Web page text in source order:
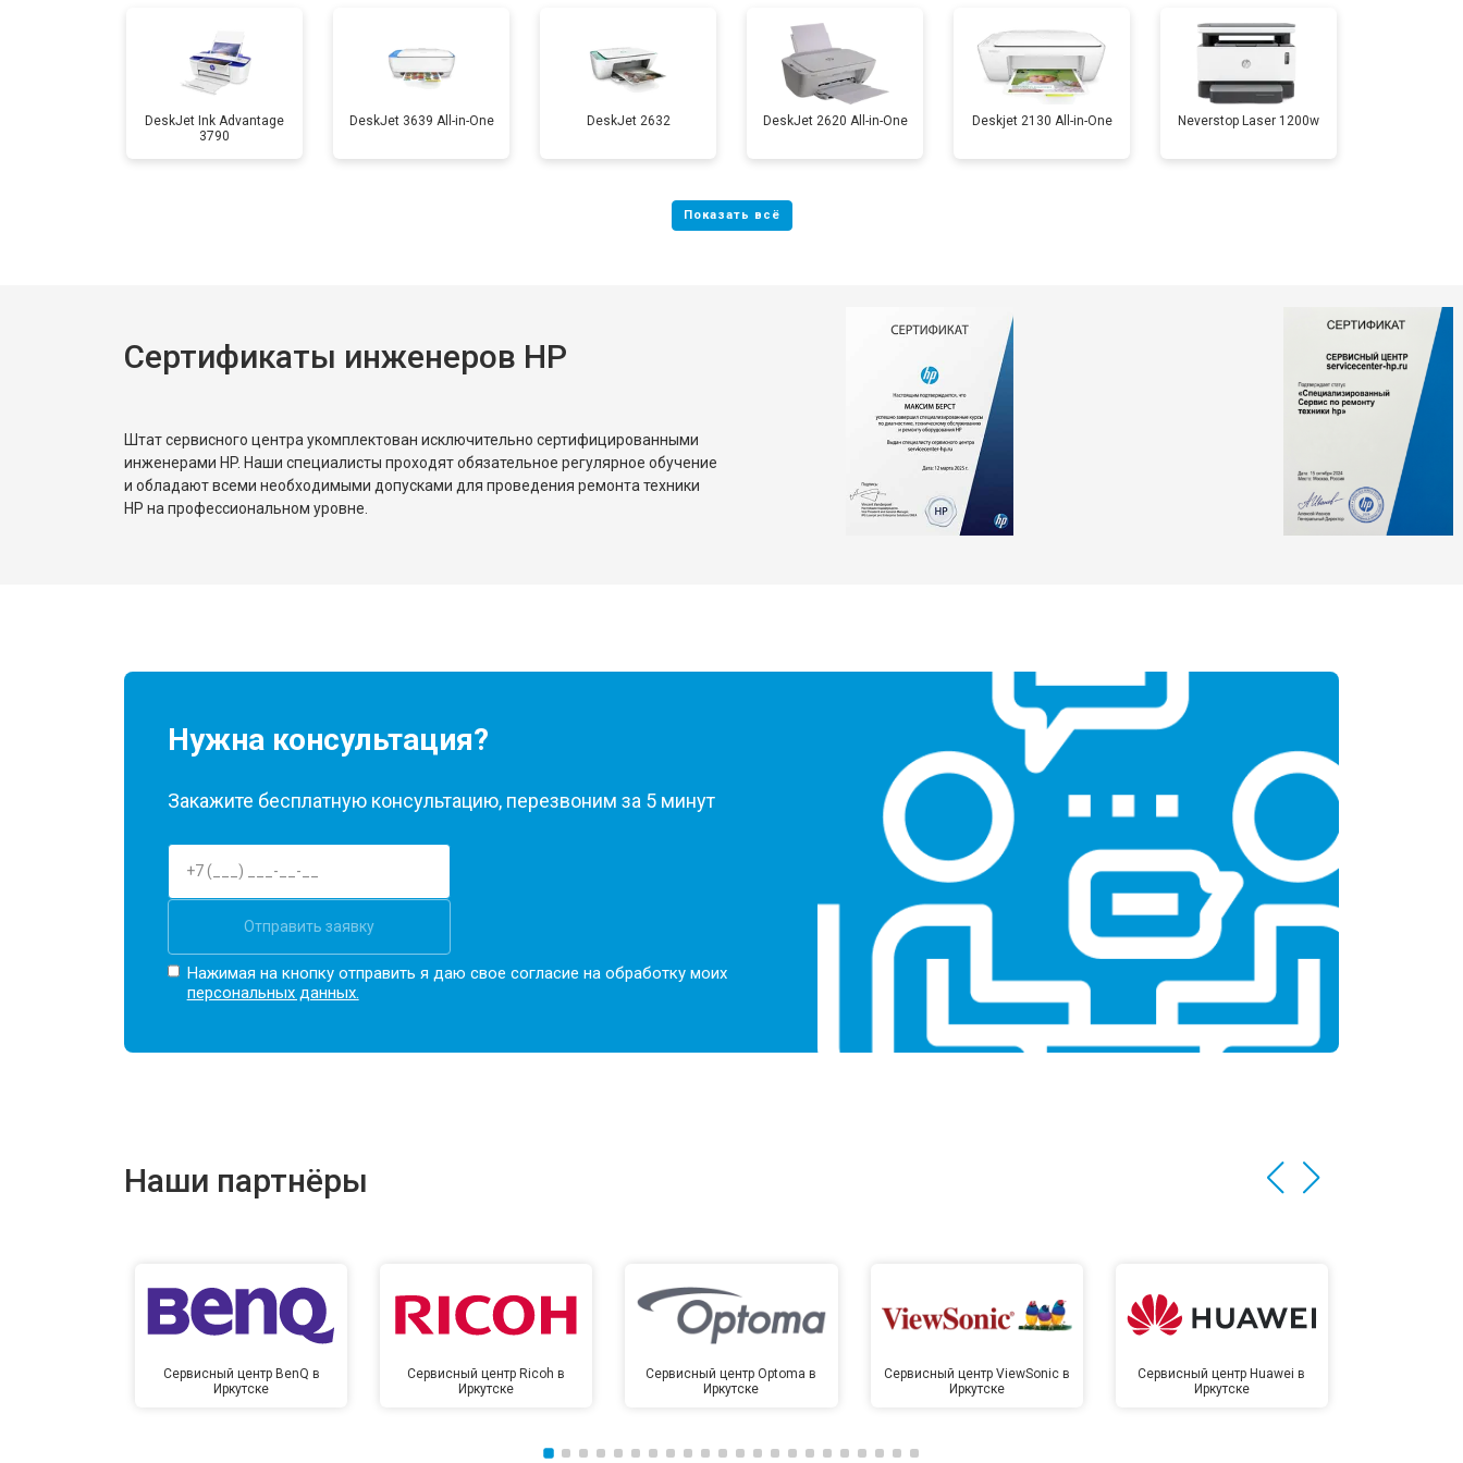
DeskJet Ink Advantage
3790
DeskJet 3639 All-in-One DeskJet 2632 DeskJet 2620 All-in-One Deskjet 2130 All-in-One Neverstop Laser 1200w
Сертификаты инженеров HP
Штат сервисного центра укомплектован исключительно сертифицированными
инженерами HP. Наши специалисты проходят обязательное регулярное обучение
и обладают всеми необходимыми допусками для проведения ремонта техники
HP на профессиональном уровне.
Нужна консультация?
Закажите бесплатную консультацию, перезвоним за 5 минут
Отправить заявку
Нажимая на кнопку отправить я даю свое согласие на обработку моих
персональных данных.
Наши партнёры
Сервисный центр BenQ в
Иркутске
Сервисный центр Ricoh в
Иркутске
Сервисный центр Optoma в
Иркутске
Сервисный центр ViewSonic в
Иркутске
Сервисный центр Huawei в
Иркутске